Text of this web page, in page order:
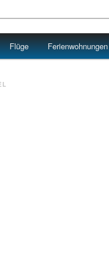
Flüge Ferienwohnungen